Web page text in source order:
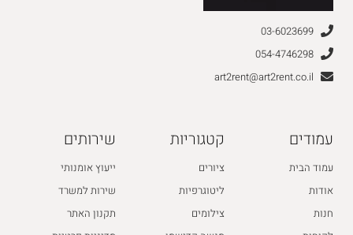
03-6023699
054-4746298
art2rent@art2rent.co.il
עמודים
עמוד הבית
אודות
חנות
קטגוריות
ציורים
ליטוגרפיות
צילומים
שירותים
ייעוץ אומנותי
שירות למשרד
תקנון האתר